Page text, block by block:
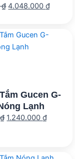
₫Giá
4.048.000₫Giá
Gucen G-
Lạnh
₫ Giá
1.550.000 ₫.
1.240.000₫Giá
là: